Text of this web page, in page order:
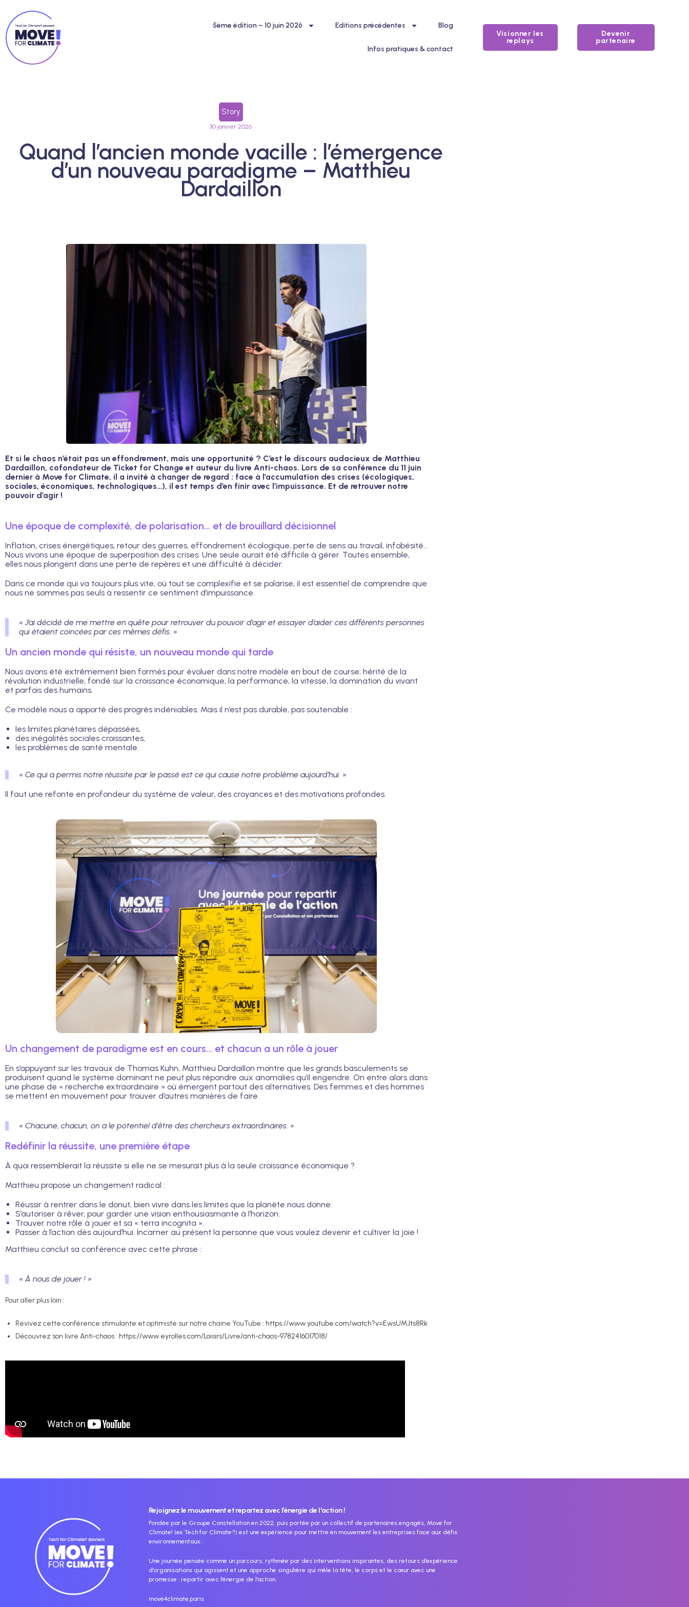
5ème édition – 10 juin 2026 Editions précédentes Blog
Infos pratiques & contact
Visionner les
replays
Devenir
partenaire
Story
30 janvier 2026
Quand l’ancien monde vacille : l’émergence
d’un nouveau paradigme – Matthieu
Dardaillon
Et si le chaos n’était pas un effondrement, mais une opportunité ? C’est le discours audacieux de Matthieu
Dardaillon, cofondateur de Ticket for Change et auteur du livre Anti-chaos. Lors de sa conférence du 11 juin
dernier à Move for Climate, il a invité à changer de regard : face à l’accumulation des crises (écologiques,
sociales, économiques, technologiques…), il est temps d’en finir avec l’impuissance. Et de retrouver notre
pouvoir d’agir !
Une époque de complexité, de polarisation… et de brouillard décisionnel
Inflation, crises énergétiques, retour des guerres, effondrement écologique, perte de sens au travail, infobésité…
Nous vivons une époque de superposition des crises. Une seule aurait été difficile à gérer. Toutes ensemble,
elles nous plongent dans une perte de repères et une difficulté à décider.
Dans ce monde qui va toujours plus vite, où tout se complexifie et se polarise, il est essentiel de comprendre que
nous ne sommes pas seuls à ressentir ce sentiment d’impuissance.
« J’ai décidé de me mettre en quête pour retrouver du pouvoir d’agir et essayer d’aider ces différents personnes
qui étaient coincées par ces mêmes défis. »
Un ancien monde qui résiste, un nouveau monde qui tarde
Nous avons été extrêmement bien formés pour évoluer dans notre modèle en bout de course, hérité de la
révolution industrielle, fondé sur la croissance économique, la performance, la vitesse, la domination du vivant
et parfois des humains.
Ce modèle nous a apporté des progrès indéniables. Mais il n’est pas durable, pas soutenable :
les limites planétaires dépassées,
des inégalités sociales croissantes,
les problèmes de santé mentale.
« Ce qui a permis notre réussite par le passé est ce qui cause notre problème aujourd’hui. »
Il faut une refonte en profondeur du système de valeur, des croyances et des motivations profondes.
Un changement de paradigme est en cours… et chacun a un rôle à jouer
En s’appuyant sur les travaux de Thomas Kuhn, Matthieu Dardaillon montre que les grands basculements se
produisent quand le système dominant ne peut plus répondre aux anomalies qu’il engendre. On entre alors dans
une phase de « recherche extraordinaire » où émergent partout des alternatives. Des femmes et des hommes
se mettent en mouvement pour trouver d’autres manières de faire.
« Chacune, chacun, on a le potentiel d'être des chercheurs extraordinaires. »
Redéfinir la réussite, une première étape
À quoi ressemblerait la réussite si elle ne se mesurait plus à la seule croissance économique ?
Matthieu propose un changement radical :
Réussir à rentrer dans le donut, bien vivre dans les limites que la planète nous donne.
S’autoriser à rêver, pour garder une vision enthousiasmante à l’horizon.
Trouver notre rôle à jouer et sa « terra incognita ».
Passer à l’action dès aujourd’hui. Incarner au présent la personne que vous voulez devenir et cultiver la joie !
Matthieu conclut sa conférence avec cette phrase :
« À nous de jouer ! »
Pour aller plus loin :
Revivez cette conférence stimulante et optimiste sur notre chaine YouTube : https://www.youtube.com/watch?v=EwsUMJts8Rk
Découvrez son livre Anti-chaos : https://www.eyrolles.com/Loisirs/Livre/anti-chaos-9782416017018/
Rejoignez le mouvement et repartez avec l’énergie de l'action !
Fondée par le Groupe Constellation en 2022, puis portée par un collectif de partenaires engagés, Move for
Climate! (ex Tech for Climate?) est une expérience pour mettre en mouvement les entreprises face aux défis
environnementaux.
Une journée pensée comme un parcours, rythmée par des interventions inspirantes, des retours d’expérience
d’organisations qui agissent et une approche singulière qui mêle la tête, le corps et le cœur avec une
promesse : repartir avec l’énergie de l’action.
move4climate.paris